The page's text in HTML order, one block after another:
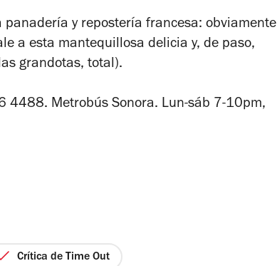
panadería y repostería francesa: obviamente
a esta mantequillosa delicia y, de paso,
grandotas, total).
4488. Metrobús Sonora. Lun-sáb 7-10pm,
Crítica de Time Out